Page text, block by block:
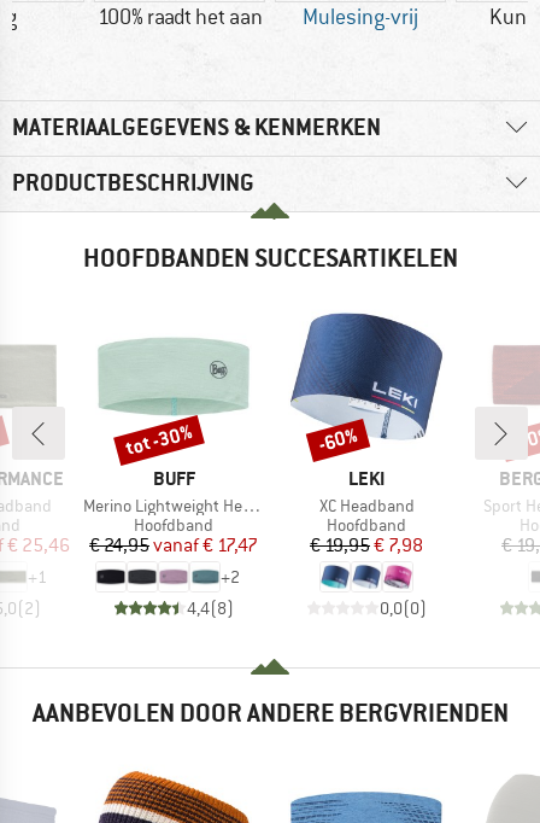
g 100% raadt het aan Mulesing-vrij
MATERIAALGEGEVENS & KENMERKEN
PRODUCTBESCHRIJVING
HOOFDBANDEN SUCCESARTIKELEN
prijs
€ 25,46
+1
(2)
MERK
BUFF
Artikel
Merino Lightweight Headband
Productgroep
Hoofdband
Prijs
€ 24,95 Verlaagde prijs
vanaf€ 17,47
+2
4,4(8)
Korting
tot -30%
MERK
LEKI
Artikel
XC Headband
Productgroep
Hoofdband
Prijs
€ 19,95Verlaagde prijs
€ 7,98
0,0(0)
Korting
-60%
Artikel
Sport
€
-
AANBEVOLEN DOOR ANDERE BERGVRIENDEN